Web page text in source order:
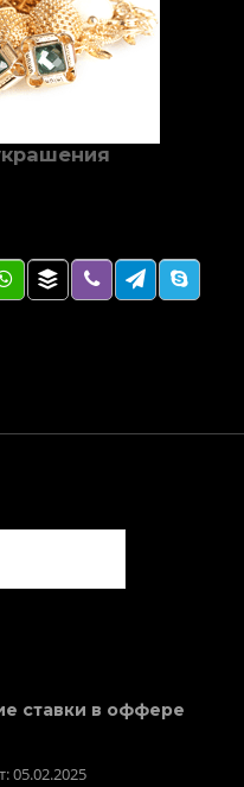
ставки в оффере
05.02.2025